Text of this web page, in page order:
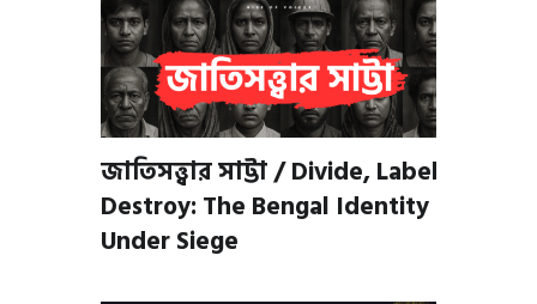
জাতিসত্ত্বার সাট্টা / Divide, Label,
Destroy: The Bengal Identity
Under Siege